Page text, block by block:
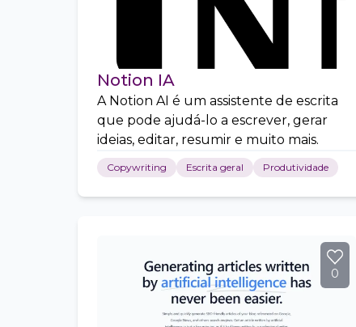
Notion IA
A Notion AI é um assistente de escrita
que pode ajudá-lo a escrever, gerar
ideias, editar, resumir e muito mais.
Copywriting Escrita geral Produtividade
0